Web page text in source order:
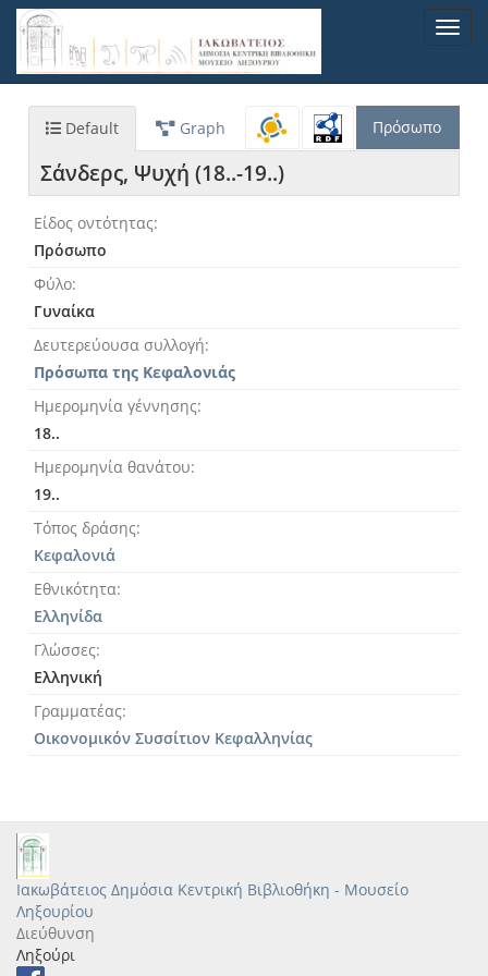
Παράκαμψη
προς
κυρίως
Default Graph Πρόσωπο
Σάνδερς, Ψυχή (18..-19..)
Είδος οντότητας
Πρόσωπο
Φύλο
Γυναίκα
Δευτερεύουσα συλλογή
Πρόσωπα της Κεφαλονιάς
Ημερομηνία γέννησης
18..
Ημερομηνία θανάτου
19..
Τόπος δράσης
Κεφαλονιά
Εθνικότητα
Ελληνίδα
Γλώσσες
Ελληνική
Γραμματέας
Οικονομικόν Συσσίτιον Κεφαλληνίας
Ιακωβάτειος Δημόσια Κεντρική Βιβλιοθήκη - Μουσείο
Ληξουρίου
Διεύθυνση
Ληξούρι